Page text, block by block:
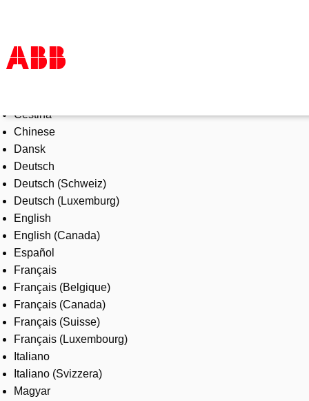
Products & Solutions
Industries
Services
About us
Where to buy
Contact us
Careers
Čeština
Chinese
Dansk
Deutsch
Deutsch (Schweiz)
Deutsch (Luxemburg)
English
English (Canada)
Español
Français
Français (Belgique)
Français (Canada)
Français (Suisse)
Français (Luxembourg)
Italiano
Italiano (Svizzera)
Magyar